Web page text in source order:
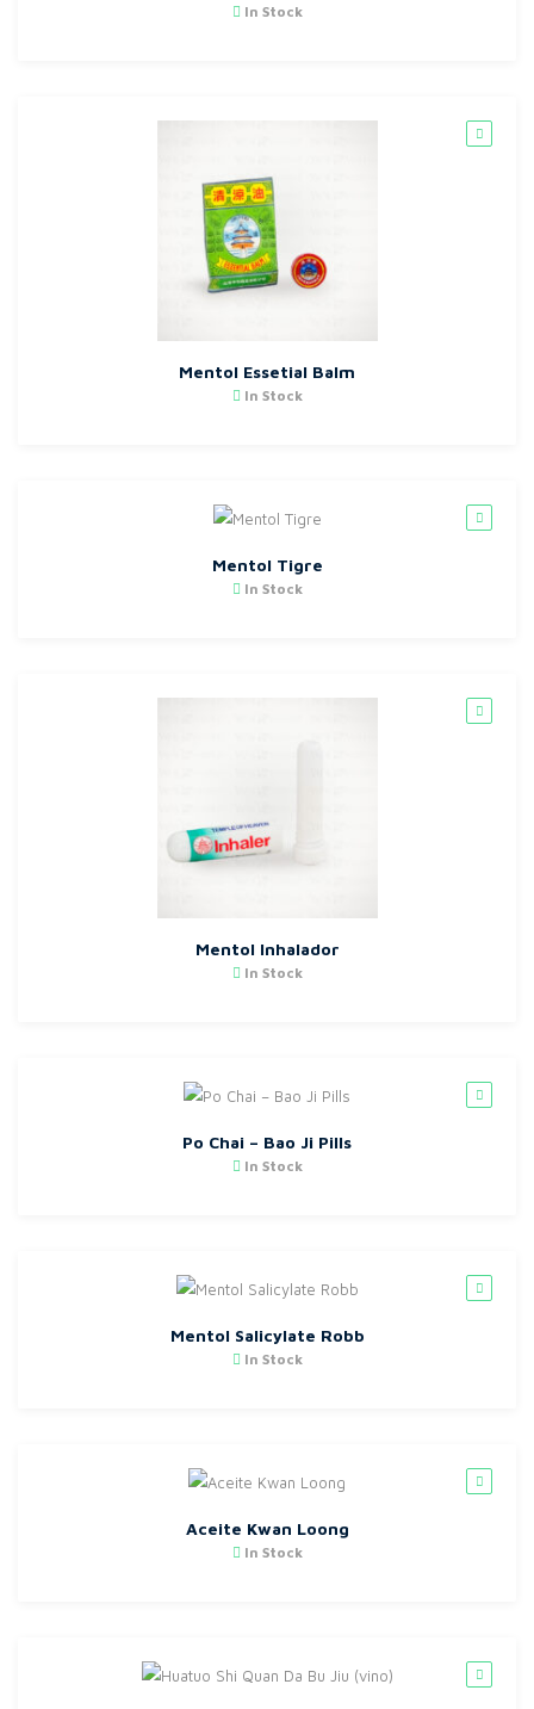
In Stock
Mentol Essetial Balm
In Stock
Mentol Tigre
In Stock
Mentol Inhalador
In Stock
Po Chai – Bao Ji Pills
In Stock
Mentol Salicylate Robb
In Stock
Aceite Kwan Loong
In Stock